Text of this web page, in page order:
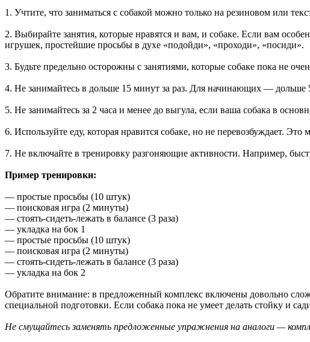
1. Учтите, что заниматься с собакой можно только на резиновом или
2. Выбирайте занятия, которые нравятся и вам, и собаке. Если вам
игрушек, простейшие просьбы в духе «подойди», «проходи», «посиди».
3. Будьте предельно осторожны с занятиями, которые собаке пока не
4. Не занимайтесь в дольше 15 минут за раз. Для начинающих — дольше
5. Не занимайтесь за 2 часа и менее до выгула, если ваша собака в
6. Используйте еду, которая нравится собаке, но не перевозбуждает.
7. Не включайте в тренировку разгоняющие активности. Например,
Пример тренировки:
— простые просьбы (10 штук)
— поисковая игра (2 минуты)
— стоять-сидеть-лежать в балансе (3 раза)
— укладка на бок 1
— простые просьбы (10 штук)
— поисковая игра (2 минуты)
— стоять-сидеть-лежать в балансе (3 раза)
— укладка на бок 2
Обратите внимание: в предложенный комплекс включены довольно
специальной подготовки. Если собака пока не умеет делать стойку и
Не смущайтесь заменять предложенные упражнения на аналоги —